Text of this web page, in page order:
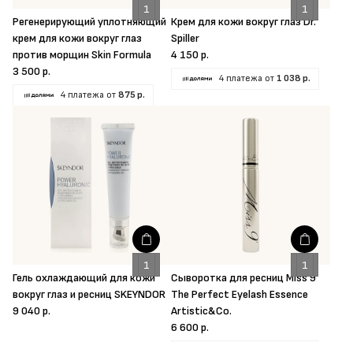
Регенерирующий уплотняющий
крем для кожи вокруг глаз
против морщин Skin Formula
3 500 р.
4 платежа от 875 р.
Крем для кожи вокруг глаз Dr.
Spiller
4 150 р.
4 платежа от 1 038 р.
Гель охлаждающий для кожи
вокруг глаз и ресниц SKEYNDOR
9 040 р.
Сыворотка для ресниц Miss 9
The Perfect Eyelash Essence
Artistic&Co.
6 600 р.